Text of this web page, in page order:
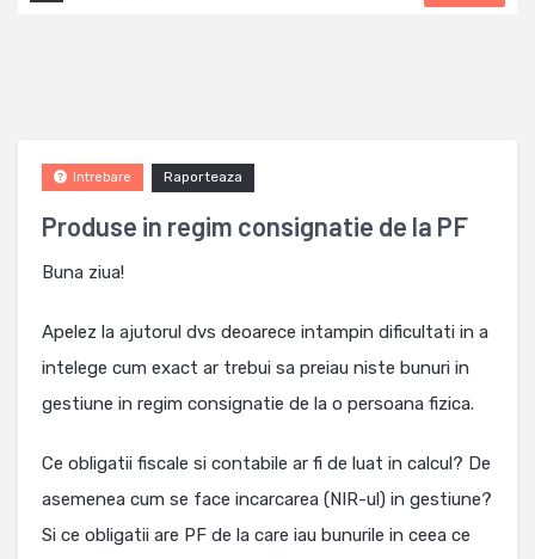
Produse in regim consignatie de la PF
Raporteaza
Intrebare
Buna ziua!
Apelez la ajutorul dvs deoarece intampin dificultati in a
intelege cum exact ar trebui sa preiau niste bunuri in
gestiune in regim consignatie de la o persoana fizica.
Ce obligatii fiscale si contabile ar fi de luat in calcul? De
asemenea cum se face incarcarea (NIR-ul) in gestiune?
Si ce obligatii are PF de la care iau bunurile in ceea ce